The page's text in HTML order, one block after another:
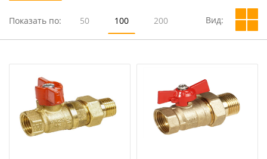
Показать по: 50 100 200 Вид: